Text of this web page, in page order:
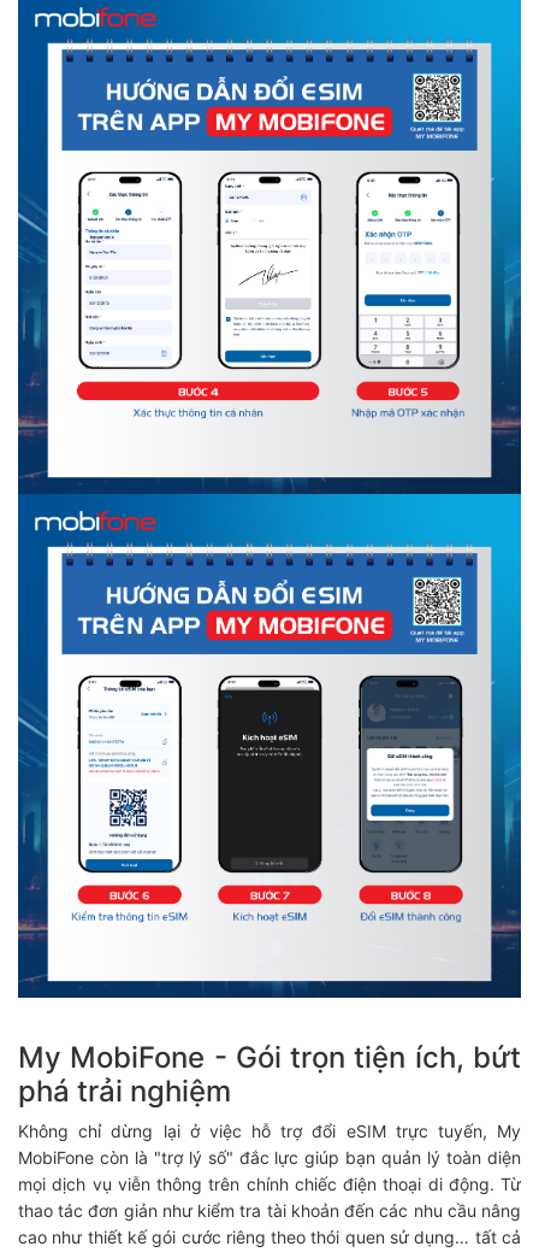
My MobiFone - Gói trọn tiện ích, bứt
phá trải nghiệm
Không chỉ dừng lại ở việc hỗ trợ đổi eSIM trực tuyến, My
MobiFone còn là "trợ lý số" đắc lực giúp bạn quản lý toàn diện
mọi dịch vụ viễn thông trên chính chiếc điện thoại di động. Từ
thao tác đơn giản như kiểm tra tài khoản đến các nhu cầu nâng
cao như thiết kế gói cước riêng theo thói quen sử dụng… tất cả